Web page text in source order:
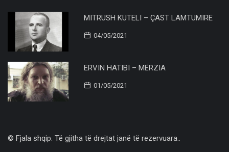
MITRUSH KUTELI – ÇAST LAMTUMIRE
04/05/2021
ERVIN HATIBI – MËRZIA
01/05/2021
© Fjala shqip. Të gjitha të drejtat janë të rezervuara..